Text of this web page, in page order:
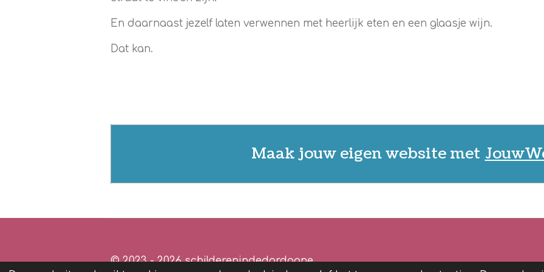
En daarnaast jezelf laten verwennen met heerlijk eten en een glaasje wijn.
Dat kan.
Maak jouw eigen website met
© 2023 - 2026 schilderenindedordogne